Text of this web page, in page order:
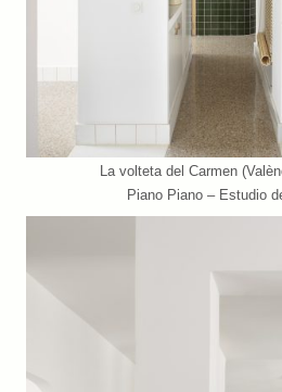
La volteta del Carmen
Piano Piano – Estudio